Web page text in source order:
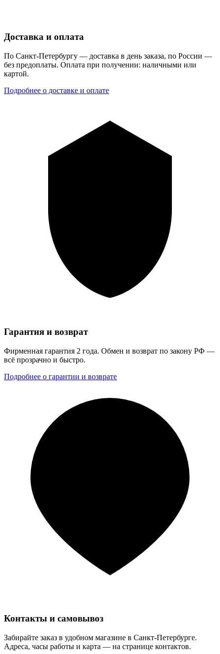
Доставка и оплата
По Санкт-Петербургу — доставка в день заказа, по России —
без предоплаты. Оплата при получении: наличными или
картой.
Подробнее о доставке и оплате
Гарантия и возврат
Фирменная гарантия 2 года. Обмен и возврат по закону РФ —
всё прозрачно и быстро.
Подробнее о гарантии и возврате
Контакты и самовывоз
Забирайте заказ в удобном магазине в Санкт-Петербурге.
Адреса, часы работы и карта — на странице контактов.